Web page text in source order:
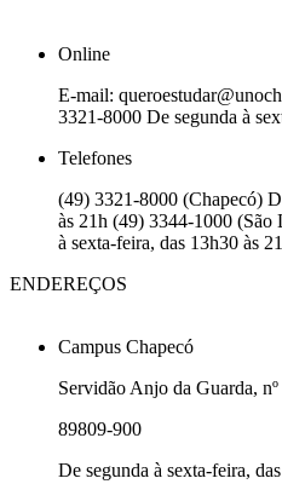
Online
E-mail:
3321-8000 De segunda à
Telefones
(49) 3321-8000 (Chapecó)
às 21h (49) 3344-1000 (São
à sexta-feira, das 13h30 às
ENDEREÇOS
Campus Chapecó
Servidão Anjo da Guarda,
89809-900
De segunda à sexta-feira,